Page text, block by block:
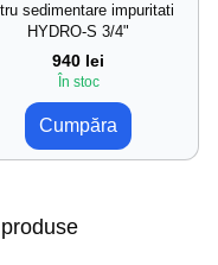
sedimentare impuritati
HYDRO-S 3/4"
940 lei
În stoc
Cumpăra